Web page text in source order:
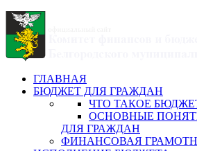
ГЛАВНАЯ
БЮДЖЕТ ДЛЯ ГРАЖДАН
ЧТО ТАКОЕ
ОСНОВНЫЕ
ДЛЯ ГРАЖДАН
ФИНАНСОВАЯ